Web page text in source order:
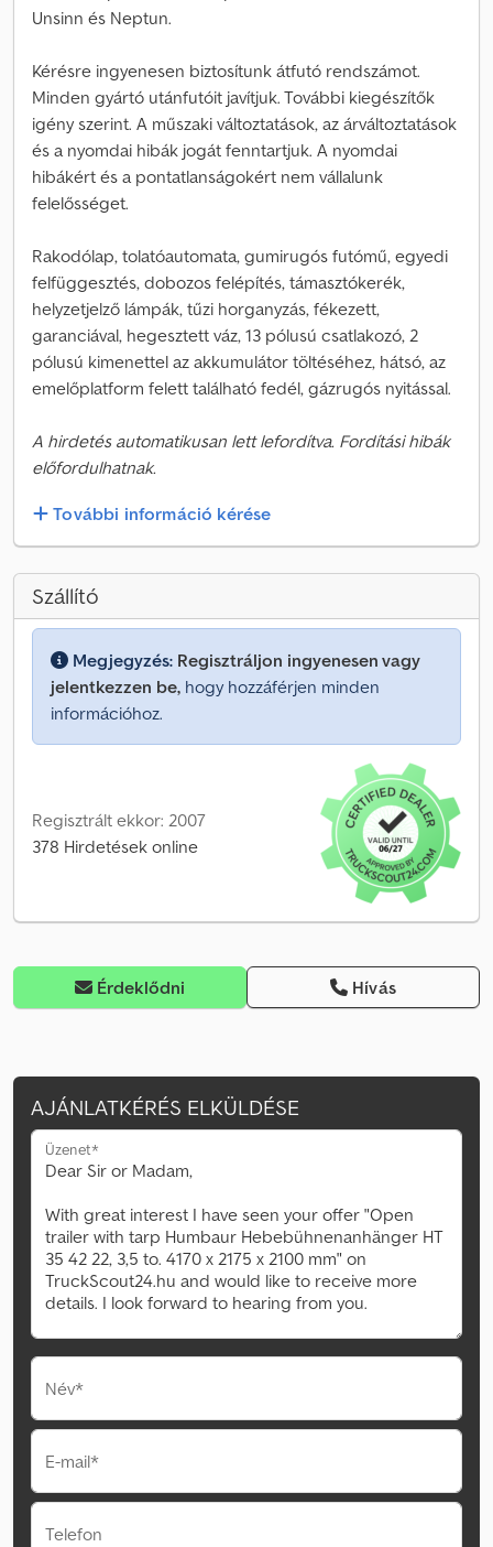
Unsinn és Neptun.
Kérésre ingyenesen biztosítunk átfutó rendszámot.
Minden gyártó utánfutóit javítjuk. További kiegészítők
igény szerint. A műszaki változtatások, az árváltoztatások
és a nyomdai hibák jogát fenntartjuk. A nyomdai
hibákért és a pontatlanságokért nem vállalunk
felelősséget.
Rakodólap, tolatóautomata, gumirugós futómű, egyedi
felfüggesztés, dobozos felépítés, támasztókerék,
helyzetjelző lámpák, tűzi horganyzás, fékezett,
garanciával, hegesztett váz, 13 pólusú csatlakozó, 2
pólusú kimenettel az akkumulátor töltéséhez, hátsó, az
emelőplatform felett található fedél, gázrugós nyitással.
A hirdetés automatikusan lett lefordítva. Fordítási hibák
előfordulhatnak.
További információ kérése
Szállító
Megjegyzés: Regisztráljon ingyenesen vagy
jelentkezzen be, hogy hozzáférjen minden
információhoz.
Regisztrált ekkor: 2007
378 Hirdetések online
Érdeklődni Hívás
AJÁNLATKÉRÉS ELKÜLDÉSE
Üzenet*
Név*
E-mail*
Telefon